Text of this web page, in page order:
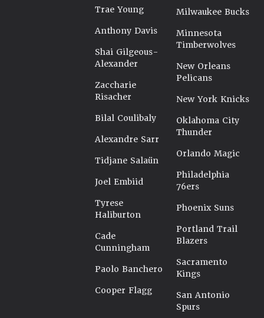
Trae Young
Anthony Davis
Shai Gilgeous-
Alexander
Zaccharie
Risacher
Bilal Coulibaly
Alexandre Sarr
Tidjane Salaün
Joel Embiid
Tyrese
Haliburton
Cade
Cunningham
Paolo Banchero
Cooper Flagg
Milwaukee Bucks
Minnesota
Timberwolves
New Orleans
Pelicans
New York Knicks
Oklahoma City
Thunder
Orlando Magic
Philadelphia
76ers
Phoenix Suns
Portland Trail
Blazers
Sacramento
Kings
San Antonio
Spurs